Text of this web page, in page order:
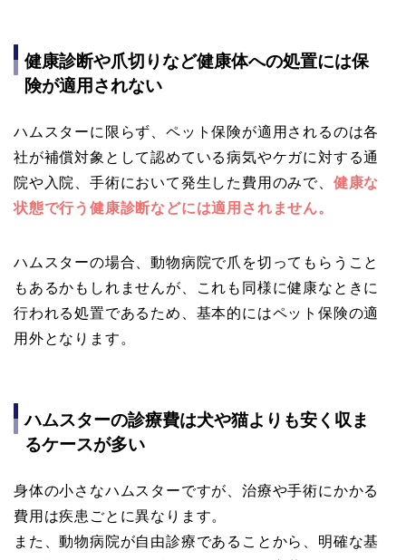
健康診断や爪切りなど健康体への処置には保
険が適用されない
ハムスターに限らず、ペット保険が適用されるのは各
社が補償対象として認めている病気やケガに対する通
院や入院、手術において発生した費用のみで、 健康な
状態で行う健康診断などには適用されません。
ハムスターの場合、動物病院で爪を切ってもらうこと
もあるかもしれませんが、これも同様に健康なときに
行われる処置であるため、基本的にはペット保険の適
用外となります。
ハムスターの診療費は犬や猫よりも安く収ま
るケースが多い
身体の小さなハムスターですが、治療や手術にかかる
費用は疾患ごとに異なります。
また、動物病院が自由診療であることから、明確な基